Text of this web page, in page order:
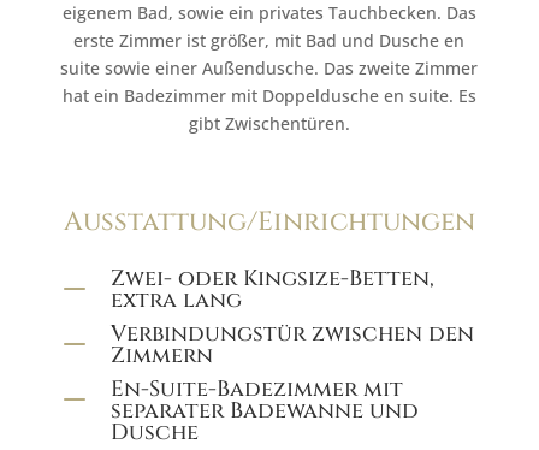
eigenem Bad, sowie ein privates Tauchbecken. Das
erste Zimmer ist größer, mit Bad und Dusche en
suite sowie einer Außendusche. Das zweite Zimmer
hat ein Badezimmer mit Doppeldusche en suite. Es
gibt Zwischentüren.
Ausstattung/Einrichtungen
K Zwei- oder Kingsize-Betten,
extra lang
K Verbindungstür zwischen den
Zimmern
K En-Suite-Badezimmer mit
separater Badewanne und
Dusche